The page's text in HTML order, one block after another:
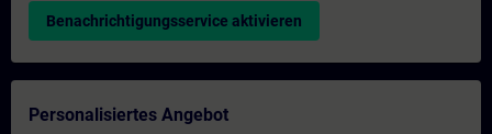
Benachrichtigungsservice aktivieren
Personalisiertes Angebot